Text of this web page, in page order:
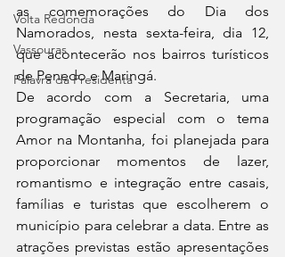
Volta Redonda
Vassouras
Palavra da Presidenta
as comemorações do Dia dos
Namorados, nesta sexta-feira, dia 12,
que acontecerão nos bairros turísticos
de Penedo e Maringá.
De acordo com a Secretaria, uma
programação especial com o tema
Amor na Montanha, foi planejada para
proporcionar momentos de lazer,
romantismo e integração entre casais,
famílias e turistas que escolherem o
município para celebrar a data. Entre as
atrações previstas estão apresentações